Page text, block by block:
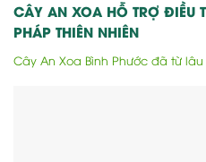
CÂY AN XOA HỖ TRỢ ĐIỀU
PHÁP THIÊN NHIÊN
Cây An Xoa Bình Phước đã từ